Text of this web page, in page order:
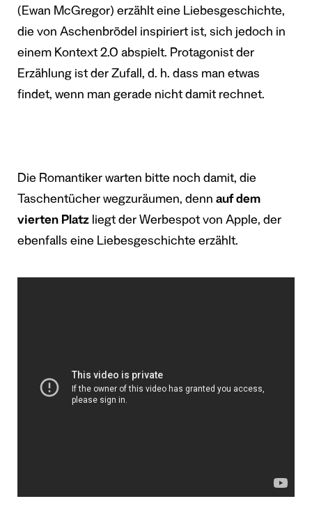
(Ewan McGregor) erzählt eine Liebesgeschichte,
die von Aschenbrödel inspiriert ist, sich jedoch in
einem Kontext 2.0 abspielt. Protagonist der
Erzählung ist der Zufall, d. h. dass man etwas
findet, wenn man gerade nicht damit rechnet.
Die Romantiker warten bitte noch damit, die
Taschentücher wegzuräumen, denn auf dem
vierten Platz liegt der Werbespot von Apple, der
ebenfalls eine Liebesgeschichte erzählt.